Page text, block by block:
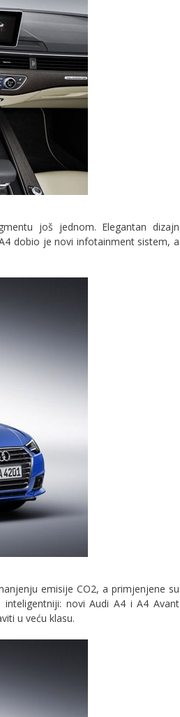
još jednom. Elegantan dizajn
dobio je novi infotainment sistem, a
emisije CO2, a primjenjene su
novi Audi A4 i A4 Avant
u veću klasu.